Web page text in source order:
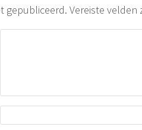
gepubliceerd. Vereiste velden